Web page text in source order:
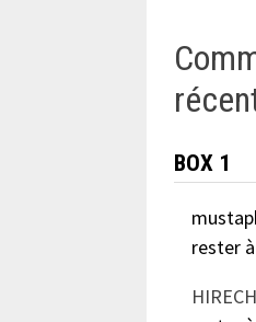
BOX 1
rester